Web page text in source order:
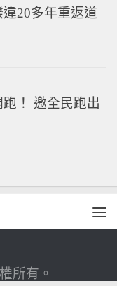
20多年重返道
！ 邀全民跑出
所有。